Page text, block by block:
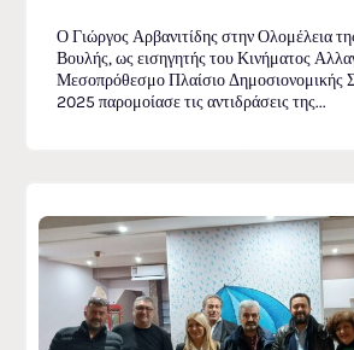
Ο Γιώργος Αρβανιτίδης στην Ολομέλεια
Βουλής, ως εισηγητής του Κινήματος
Μεσοπρόθεσμο Πλαίσιο Δημοσιονομικής
2025 παρομοίασε τις αντιδράσεις της...